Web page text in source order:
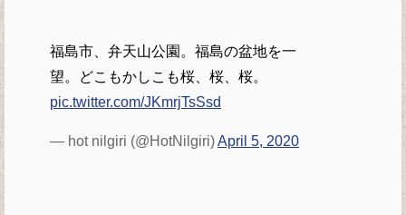
福島市、弁天山公園。福島の盆地を一
望。どこもかしこも桜、桜、桜。
pic.twitter.com/JKmrjTsSsd
— hot nilgiri (@HotNilgiri)April 5, 2020